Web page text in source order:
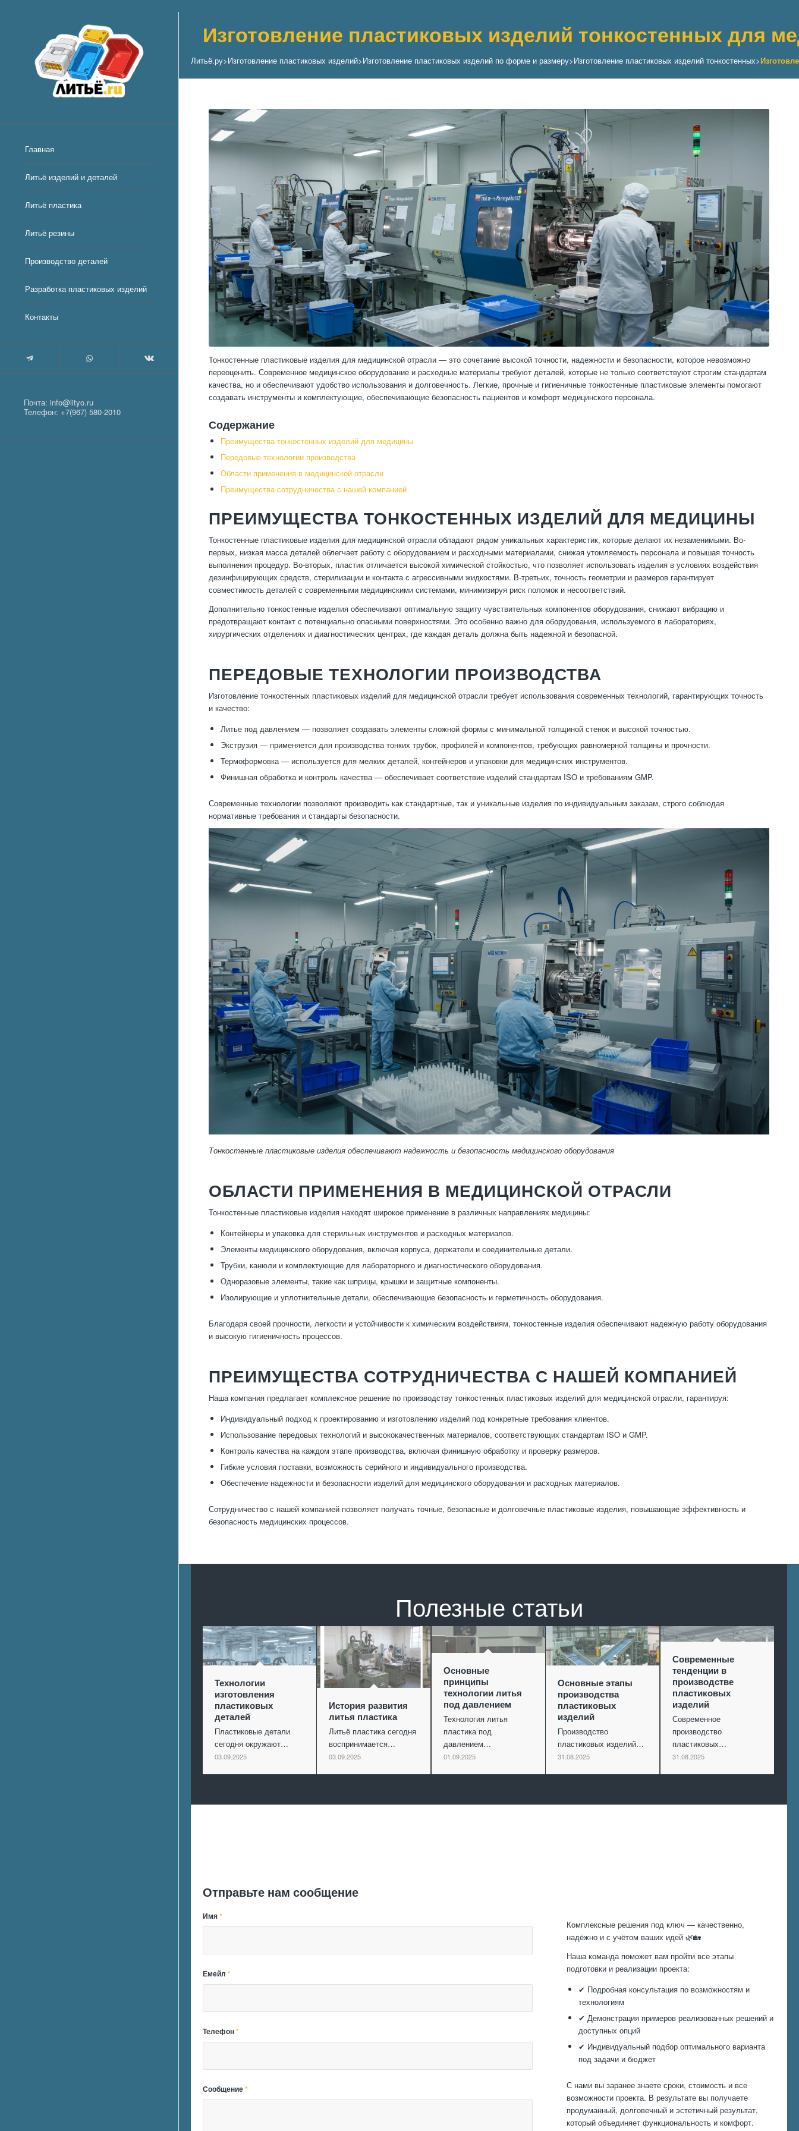
Главная
Литьё изделий и деталей
Литьё пластика
Литьё резины
Производство деталей
Разработка пластиковых изделий
Контакты
Почта: info@lityo.ru
Телефон: +7(967) 580-2010
Изготовление пластиковых изделий тонкостенных для
Литьё.ру>Изготовление пластиковых изделий>Изготовление пластиковых изделий по форме и размеру>Изготовление пластиковых изделий тонкостенных>
Тонкостенные пластиковые изделия для медицинской отрасли — это сочетание высокой точности, надежности и безопасности, которое невозможно
переоценить. Современное медицинское оборудование и расходные материалы требуют деталей, которые не только соответствуют строгим стандартам
качества, но и обеспечивают удобство использования и долговечность. Легкие, прочные и гигиеничные тонкостенные пластиковые элементы помогают
создавать инструменты и комплектующие, обеспечивающие безопасность пациентов и комфорт медицинского персонала.
Содержание
Преимущества тонкостенных изделий для медицины
Передовые технологии производства
Области применения в медицинской отрасли
Преимущества сотрудничества с нашей компанией
ПРЕИМУЩЕСТВА ТОНКОСТЕННЫХ ИЗДЕЛИЙ ДЛЯ МЕДИЦИНЫ
Тонкостенные пластиковые изделия для медицинской отрасли обладают рядом уникальных характеристик, которые делают их незаменимыми. Во-
первых, низкая масса деталей облегчает работу с оборудованием и расходными материалами, снижая утомляемость персонала и повышая точность
выполнения процедур. Во-вторых, пластик отличается высокой химической стойкостью, что позволяет использовать изделия в условиях воздействия
дезинфицирующих средств, стерилизации и контакта с агрессивными жидкостями. В-третьих, точность геометрии и размеров гарантирует
совместимость деталей с современными медицинскими системами, минимизируя риск поломок и несоответствий.
Дополнительно тонкостенные изделия обеспечивают оптимальную защиту чувствительных компонентов оборудования, снижают вибрацию и
предотвращают контакт с потенциально опасными поверхностями. Это особенно важно для оборудования, используемого в лабораториях,
хирургических отделениях и диагностических центрах, где каждая деталь должна быть надежной и безопасной.
ПЕРЕДОВЫЕ ТЕХНОЛОГИИ ПРОИЗВОДСТВА
Изготовление тонкостенных пластиковых изделий для медицинской отрасли требует использования современных технологий, гарантирующих точность
и качество:
Литье под давлением — позволяет создавать элементы сложной формы с минимальной толщиной стенок и высокой точностью.
Экструзия — применяется для производства тонких трубок, профилей и компонентов, требующих равномерной толщины и прочности.
Термоформовка — используется для мелких деталей, контейнеров и упаковки для медицинских инструментов.
Финишная обработка и контроль качества — обеспечивает соответствие изделий стандартам ISO и требованиям GMP.
Современные технологии позволяют производить как стандартные, так и уникальные изделия по индивидуальным заказам, строго соблюдая
нормативные требования и стандарты безопасности.
Тонкостенные пластиковые изделия обеспечивают надежность и безопасность медицинского оборудования
ОБЛАСТИ ПРИМЕНЕНИЯ В МЕДИЦИНСКОЙ ОТРАСЛИ
Тонкостенные пластиковые изделия находят широкое применение в различных направлениях медицины:
Контейнеры и упаковка для стерильных инструментов и расходных материалов.
Элементы медицинского оборудования, включая корпуса, держатели и соединительные детали.
Трубки, канюли и комплектующие для лабораторного и диагностического оборудования.
Одноразовые элементы, такие как шприцы, крышки и защитные компоненты.
Изолирующие и уплотнительные детали, обеспечивающие безопасность и герметичность оборудования.
Благодаря своей прочности, легкости и устойчивости к химическим воздействиям, тонкостенные изделия обеспечивают надежную работу оборудования
и высокую гигиеничность процессов.
ПРЕИМУЩЕСТВА СОТРУДНИЧЕСТВА С НАШЕЙ КОМПАНИЕЙ
Наша компания предлагает комплексное решение по производству тонкостенных пластиковых изделий для медицинской отрасли, гарантируя:
Индивидуальный подход к проектированию и изготовлению изделий под конкретные требования клиентов.
Использование передовых технологий и высококачественных материалов, соответствующих стандартам ISO и GMP.
Контроль качества на каждом этапе производства, включая финишную обработку и проверку размеров.
Гибкие условия поставки, возможность серийного и индивидуального производства.
Обеспечение надежности и безопасности изделий для медицинского оборудования и расходных материалов.
Сотрудничество с нашей компанией позволяет получать точные, безопасные и долговечные пластиковые изделия, повышающие эффективность и
безопасность медицинских процессов.
Полезные статьи
Технологии
изготовления
пластиковых
деталей
Пластиковые детали
сегодня окружают…
03.09.2025
История развития
литья пластика
Литьё пластика сегодня
воспринимается…
03.09.2025
Основные
принципы
технологии литья
под давлением
Технология литья
пластика под
давлением…
01.09.2025
Основные этапы
производства
пластиковых
изделий
Производство
пластиковых изделий…
31.08.2025
Современные
тенденции в
производстве
пластиковых
изделий
Современное
производство
пластиковых…
31.08.2025
Отправьте нам сообщение
Имя*
Емейл *
Телефон*
Сообщение*
Комплексные решения под ключ — качественно,
надёжно и с учётом ваших идей 🌿🏡
Наша команда поможет вам пройти все этапы
подготовки и реализации проекта:
✔ Подробная консультация по возможностям и
технологиям
✔ Демонстрация примеров реализованных решений и
доступных опций
✔ Индивидуальный подбор оптимального варианта
под задачи и бюджет
С нами вы заранее знаете сроки, стоимость и все
возможности проекта. В результате вы получаете
продуманный, долговечный и эстетичный результат,
который объединяет функциональность и комфорт.